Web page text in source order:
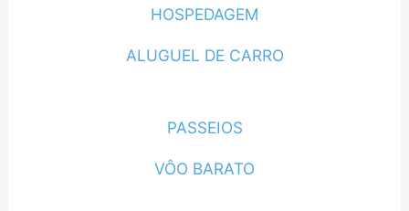
HOSPEDAGEM
ALUGUEL DE CARRO
PASSEIOS
VÔO BARATO